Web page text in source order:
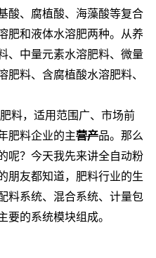
酸、腐植酸、海藻酸等复合
肥和液体水溶肥两种。从养
、中量元素水溶肥料、微量
肥料、含腐植酸水溶肥料、
料，适用范围广、市场前
肥料企业的主营产品。那么
呢？今天我先来讲全自动粉
朋友都知道，肥料行业的生
料系统、混合系统、计量包
要的系统模块组成。